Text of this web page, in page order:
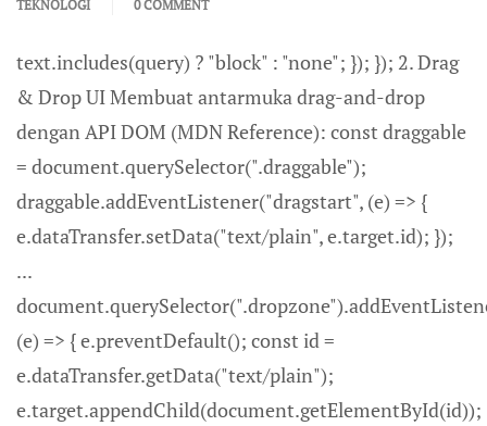
TEKNOLOGI
0 COMMENT
text.includes(query) ? "block" : "none"; }); }); 2. Drag
& Drop UI Membuat antarmuka drag-and-drop
dengan API DOM (MDN Reference): const draggable
= document.querySelector(".draggable");
draggable.addEventListener("dragstart", (e) => {
e.dataTransfer.setData("text/plain", e.target.id); });
...
(e) => { e.preventDefault(); const id =
e.dataTransfer.getData("text/plain");
e.target.appendChild(document.getElementById(id));